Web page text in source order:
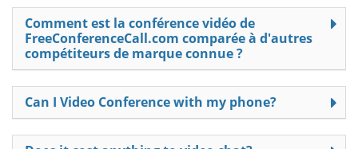
Comment est la conférence vidéo de
FreeConferenceCall.com comparée à d'autres
compétiteurs de marque connue ?
Can I Video Conference with my phone?